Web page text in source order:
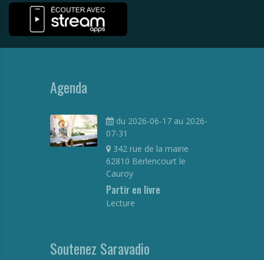
Agenda
du 2026-06-17 au 2026-
07-31
342 rue de la mairie
62810 Berlencourt le
Cauroy
Partir en livre
Lecture
Soutenez Saravadio